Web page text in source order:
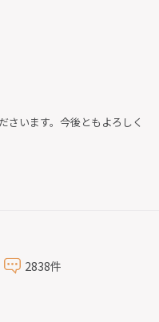
さいます。今後ともよろしく
2838件